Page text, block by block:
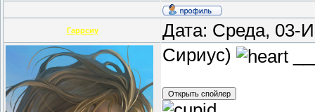
Гаррсиу Дата: Среда, 03-
Сириус)